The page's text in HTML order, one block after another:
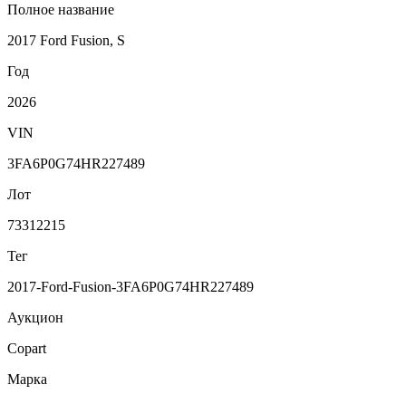
Полное название
2017 Ford Fusion, S
Год
2026
VIN
3FA6P0G74HR227489
Лот
73312215
Тег
2017-Ford-Fusion-3FA6P0G74HR227489
Аукцион
Copart
Марка